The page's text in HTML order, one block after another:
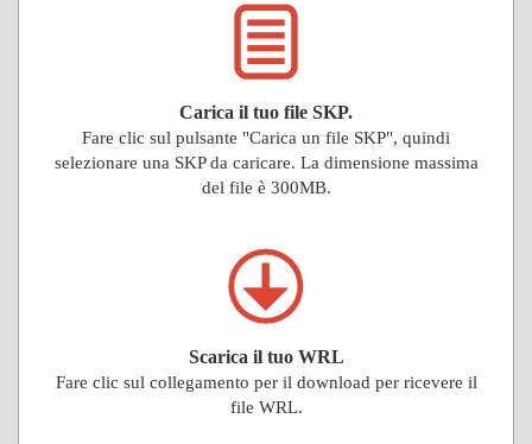
Carica il tuo file SKP.
Fare clic sul pulsante "Carica un file SKP", quindi
selezionare una SKP da caricare. La dimensione massima
del file è 300MB.
Scarica il tuo WRL
Fare clic sul collegamento per il download per ricevere il
file WRL.